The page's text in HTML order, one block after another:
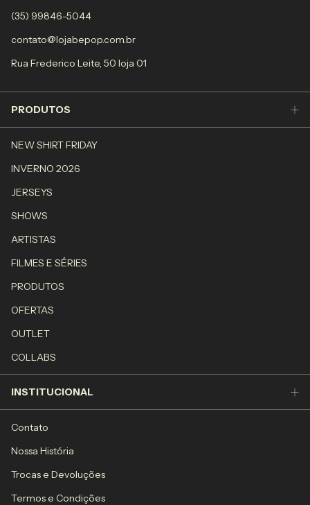
(35) 99846-5044
contato@lojabepop.com.br
Rua Frederico Leite, 50 loja 01
PRODUTOS
NEW SHIRT FRIDAY
INVERNO 2026
JERSEYS
SHOWS
ARTISTAS
FILMES E SÉRIES
PRODUTOS
OFERTAS
OUTLET
COLLABS
INSTITUCIONAL
Contato
Nossa História
Trocas e Devoluções
Termos e Condições